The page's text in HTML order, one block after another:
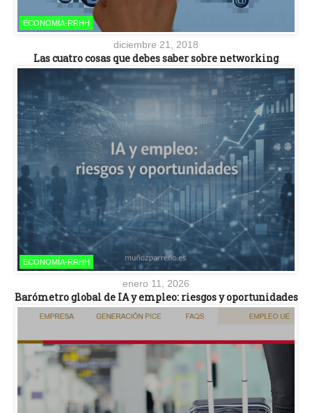
ECONOMÍA-RRHH
diciembre 21, 2018
Las cuatro cosas que debes saber sobre networking
ECONOMÍA-RRHH
enero 11, 2026
Barómetro global de IA y empleo: riesgos y oportunidades